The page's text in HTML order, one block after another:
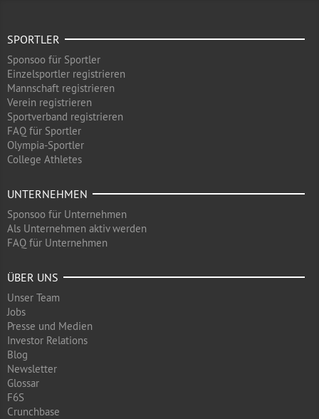
SPORTLER
Sponsoo für Sportler
Einzelsportler registrieren
Mannschaft registrieren
Verein registrieren
Sportverband registrieren
FAQ für Sportler
Olympia-Sportler
College Athletes
UNTERNEHMEN
Sponsoo für Unternehmen
Als Unternehmen aktiv werden
FAQ für Unternehmen
ÜBER UNS
Unser Team
Jobs
Presse und Medien
Investor Relations
Blog
Newsletter
Glossar
F6S
Crunchbase